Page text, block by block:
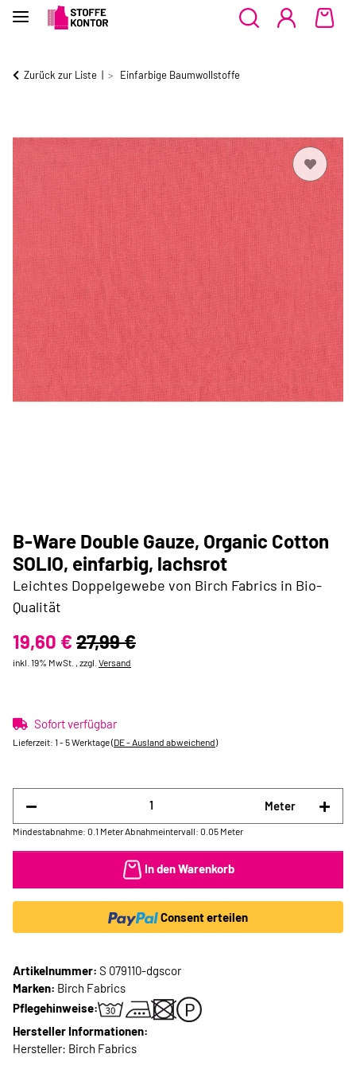
Zurück zur Liste Einfarbige Baumwollstoffe
B-Ware Double Gauze, Organic Cotton
SOLIO, einfarbig, lachsrot
Leichtes Doppelgewebe von Birch Fabrics in Bio-
Qualität
19,60 € 27,99 €
inkl. 19% MwSt. , zzgl. Versand
Sofort verfügbar
Lieferzeit: 1 - 5 Werktage(DE - Ausland abweichend)
Meter
Mindestabnahme: 0.1 Meter Abnahmeintervall: 0.05 Meter
In den Warenkorb
Consent erteilen
Artikelnummer: S 079110-dgscor
Marken: Birch Fabrics
Pflegehinweise:
Hersteller Informationen:
Hersteller: Birch Fabrics